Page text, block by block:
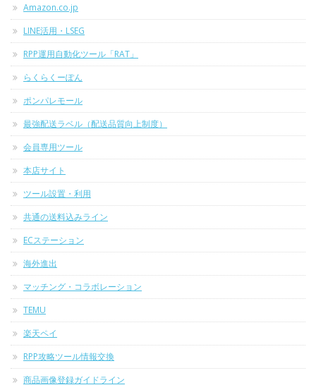
Amazon.co.jp
LINE活用・LSEG
RPP運用自動化ツール「RAT」
らくらくーぽん
ポンパレモール
最強配送ラベル（配送品質向上制度）
会員専用ツール
本店サイト
ツール設置・利用
共通の送料込みライン
ECステーション
海外進出
マッチング・コラボレーション
TEMU
楽天ペイ
RPP攻略ツール情報交換
商品画像登録ガイドライン